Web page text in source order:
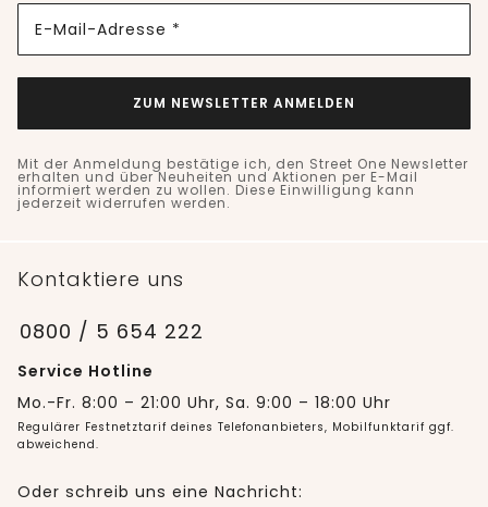
E-Mail-Adresse *
ZUM NEWSLETTER ANMELDEN
Mit der Anmeldung bestätige ich, den Street One Newsletter
erhalten und über Neuheiten und Aktionen per E-Mail
informiert werden zu wollen. Diese Einwilligung kann
jederzeit widerrufen werden.
Kontaktiere uns
0800 / 5 654 222
Service Hotline
Mo.-Fr. 8:00 – 21:00 Uhr, Sa. 9:00 – 18:00 Uhr
Regulärer Festnetztarif deines Telefonanbieters, Mobilfunktarif ggf.
abweichend.
Oder schreib uns eine Nachricht: